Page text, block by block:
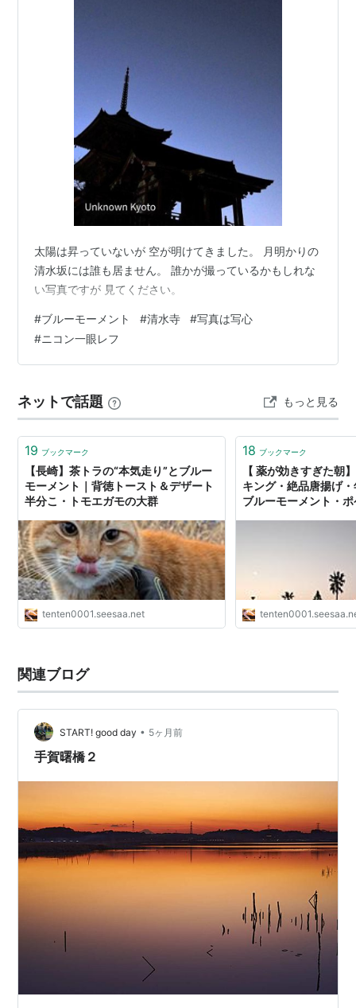
太陽は昇っていないが 空が明けてきました。 月明かりの
清水坂には誰も居ません。 誰かが撮っているかもしれな
い写真ですが 見てください。
#ブルーモーメント #清水寺 #写真は写心
#ニコン一眼レフ
ネットで話題 もっと見る
19 ブックマーク
【長崎】茶トラの“本気走り”とブルー
モーメント｜背徳トースト＆デザート
半分こ・トモエガモの大群
tenten0001.seesaa.net
18 ブックマーク
【 薬が効きすぎた朝
キング・絶品唐揚げ
ブルーモーメント・
関連ブログ
START! good day • 5ヶ月前
手賀曙橋２